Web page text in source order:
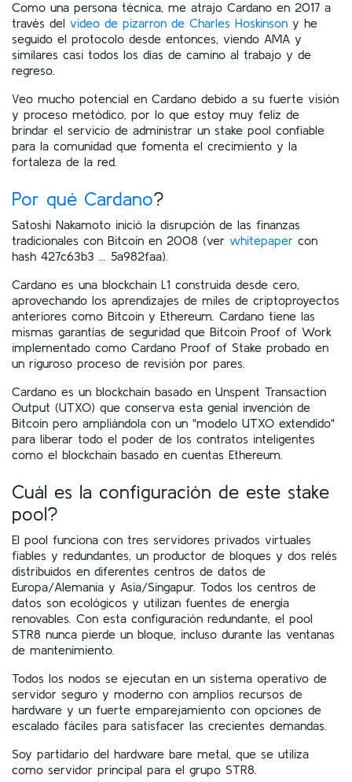
Como una persona técnica, me atrajo Cardano en 2017 a
través del video de pizarron de Charles Hoskinson y he
seguido el protocolo desde entonces, viendo AMA y
similares casi todos los días de camino al trabajo y de
regreso.
Veo mucho potencial en Cardano debido a su fuerte visión
y proceso metódico, por lo que estoy muy feliz de
brindar el servicio de administrar un stake pool confiable
para la comunidad que fomenta el crecimiento y la
fortaleza de la red.
Por qué Cardano?
Satoshi Nakamoto inició la disrupción de las finanzas
tradicionales con Bitcoin en 2008 (ver whitepaper con
hash 427c63b3 ... 5a982faa).
Cardano es una blockchain L1 construida desde cero,
aprovechando los aprendizajes de miles de criptoproyectos
anteriores como Bitcoin y Ethereum. Cardano tiene las
mismas garantías de seguridad que Bitcoin Proof of Work
implementado como Cardano Proof of Stake probado en
un riguroso proceso de revisión por pares.
Cardano es un blockchain basado en Unspent Transaction
Output (UTXO) que conserva esta genial invención de
Bitcoin pero ampliándola con un "modelo UTXO extendido"
para liberar todo el poder de los contratos inteligentes
como el blockchain basado en cuentas Ethereum.
Cuál es la configuración de este stake
pool?
El pool funciona con tres servidores privados virtuales
fiables y redundantes, un productor de bloques y dos relés
distribuidos en diferentes centros de datos de
Europa/Alemania y Asia/Singapur. Todos los centros de
datos son ecológicos y utilizan fuentes de energía
renovables. Con esta configuración redundante, el pool
STR8 nunca pierde un bloque, incluso durante las ventanas
de mantenimiento.
Todos los nodos se ejecutan en un sistema operativo de
servidor seguro y moderno con amplios recursos de
hardware y un fuerte emparejamiento con opciones de
escalado fáciles para satisfacer las crecientes demandas.
Soy partidario del hardware bare metal, que se utiliza
como servidor principal para el grupo STR8.